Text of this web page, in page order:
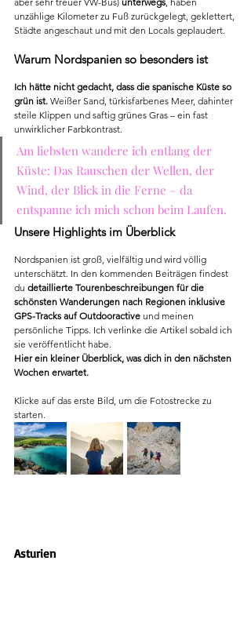
unzählige Kilometer zu Fuß zurückgelegt, geklettert,
Städte angeschaut und mit den Locals geplaudert.
Warum Nordspanien so besonders ist
Ich hätte nicht gedacht, dass die spanische Küste so
grün ist. Weißer Sand, türkisfarbenes Meer, dahinter
steile Klippen und saftig grünes Gras – ein fast
unwirklicher Farbkontrast.
Am liebsten wandere ich entlang der
Küste: Das Rauschen der Wellen, der
Wind, der Blick in die Ferne – da
entspanne ich mich schon beim Laufen.
Unsere Highlights im Überblick
Nordspanien ist groß, vielfältig und wird völlig
unterschätzt. In den kommenden Beiträgen findest
du detaillierte Tourenbeschreibungen für die
schönsten Wanderungen nach Regionen inklusive
GPS-Tracks auf Outdooractive und meinen
persönliche Tipps. Ich verlinke die Artikel sobald ich
sie veröffentlicht habe.
Hier ein kleiner Überblick, was dich in den nächsten
Wochen erwartet.
Klicke auf das erste Bild, um die Fotostrecke zu
starten.
Asturien